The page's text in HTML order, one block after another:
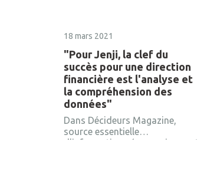
18 mars 2021
"Pour Jenji, la clef du
succès pour une direction
financière est l'analyse et
la compréhension des
données"
Dans Décideurs Magazine,
source essentielle
d’informations économiques et